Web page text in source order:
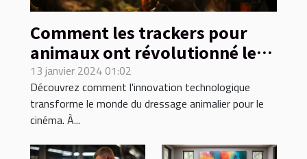
Comment les trackers pour
animaux ont révolutionné le
dressage en préparation pour
les rôles cinématographiques
13 janvier 2024 01:02
Découvrez comment l'innovation technologique
transforme le monde du dressage animalier pour le
cinéma. À...